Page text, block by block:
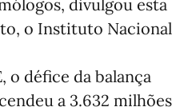
divulgou esta
o Instituto Nacional
o défice da balança
a 3.632 milhões